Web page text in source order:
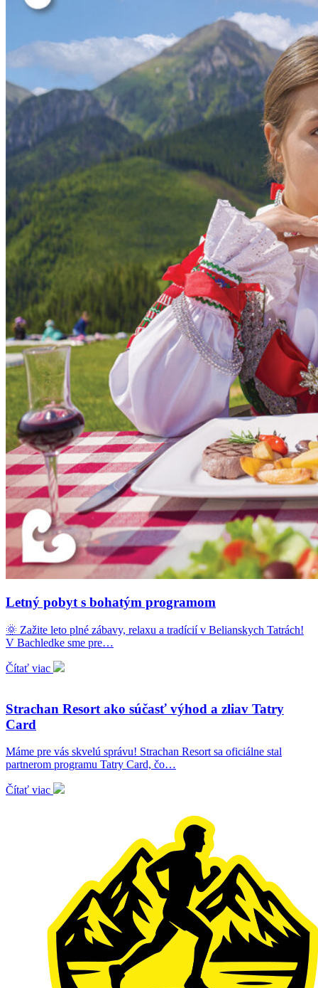
Letný pobyt s bohatým programom
🌞 Zažite leto plné zábavy, relaxu a tradícií v Belianskych Tatrách!
V Bachledke sme pre…
Čítať viac
Strachan Resort ako súčasť výhod a zliav Tatry
Card
Máme pre vás skvelú správu! Strachan Resort sa oficiálne stal
partnerom programu Tatry Card, čo…
Čítať viac